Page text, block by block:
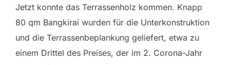
Jetzt konnte das Terrassenholz kommen. Knapp
80 qm Bangkirai wurden für die Unterkonstruktion
und die Terrassenbeplankung geliefert, etwa zu
einem Drittel des Preises, der im 2. Corona-Jahr